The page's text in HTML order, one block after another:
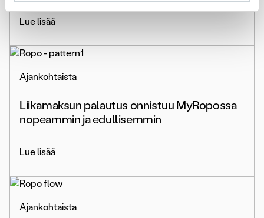
Lue lisää
Ajankohtaista
Liikamaksun palautus onnistuu MyRopossa
nopeammin ja edullisemmin
Lue lisää
Ajankohtaista